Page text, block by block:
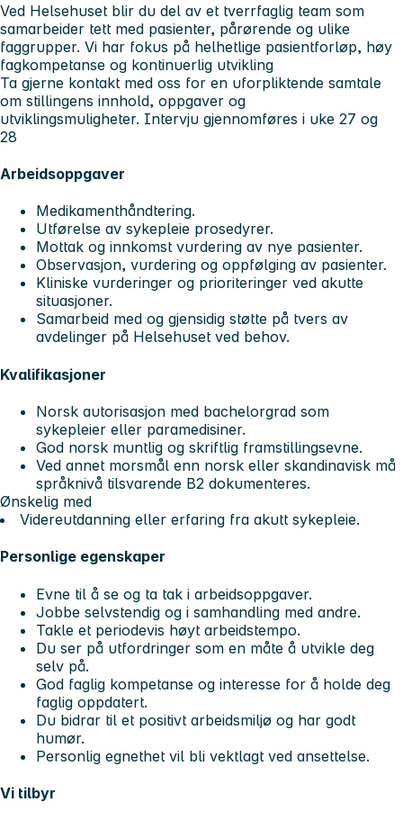
Ved Helsehuset blir du del av et tverrfaglig team som
samarbeider tett med pasienter, pårørende og ulike
faggrupper. Vi har fokus på helhetlige pasientforløp, høy
fagkompetanse og kontinuerlig utvikling
Ta gjerne kontakt med oss for en uforpliktende samtale
om stillingens innhold, oppgaver og
utviklingsmuligheter. Intervju gjennomføres i uke 27 og
28
Arbeidsoppgaver
Medikamenthåndtering.
Utførelse av sykepleie prosedyrer.
Mottak og innkomst vurdering av nye pasienter.
Observasjon, vurdering og oppfølging av pasienter.
Kliniske vurderinger og prioriteringer ved akutte
situasjoner.
Samarbeid med og gjensidig støtte på tvers av
avdelinger på Helsehuset ved behov.
Kvalifikasjoner
Norsk autorisasjon med bachelorgrad som
sykepleier eller paramedisiner.
God norsk muntlig og skriftlig framstillingsevne.
Ved annet morsmål enn norsk eller skandinavisk må
språknivå tilsvarende B2 dokumenteres.
Ønskelig med
Videreutdanning eller erfaring fra akutt sykepleie.
Personlige egenskaper
Evne til å se og ta tak i arbeidsoppgaver.
Jobbe selvstendig og i samhandling med andre.
Takle et periodevis høyt arbeidstempo.
Du ser på utfordringer som en måte å utvikle deg
selv på.
God faglig kompetanse og interesse for å holde deg
faglig oppdatert.
Du bidrar til et positivt arbeidsmiljø og har godt
humør.
Personlig egnethet vil bli vektlagt ved ansettelse.
Vi tilbyr